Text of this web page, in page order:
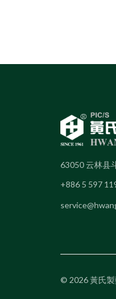
63050 云林县
+886 5 597
© 2026 黃氏製